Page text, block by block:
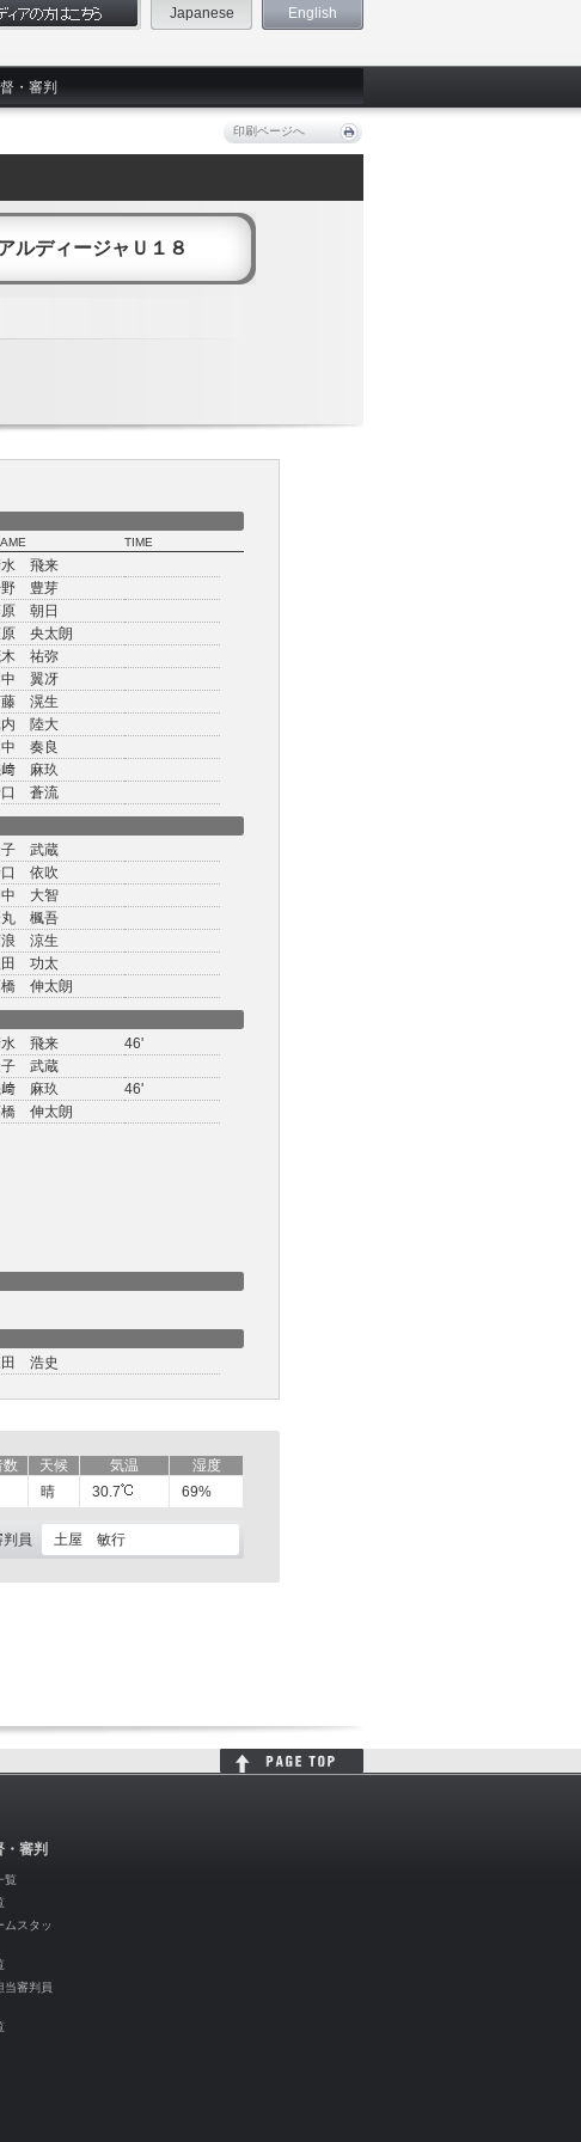
Japanese English
・審判
印刷ページへ
ルディージャＵ１８
TIME
水 飛来
野 豊芽
原 朝日
原 央太朗
木 祐弥
中 翼冴
藤 滉生
内 陸大
中 奏良
﨑 麻玖
口 蒼流
子 武蔵
口 依吹
中 大智
丸 楓吾
浪 涼生
田 功太
橋 伸太朗
水 飛来
46'
子 武蔵
﨑 麻玖
46'
橋 伸太朗
田 浩史
数 天候 気温
湿度
晴 30.7 69%
員 土屋 敏行
・審判
覧
ムスタッ
当審判員